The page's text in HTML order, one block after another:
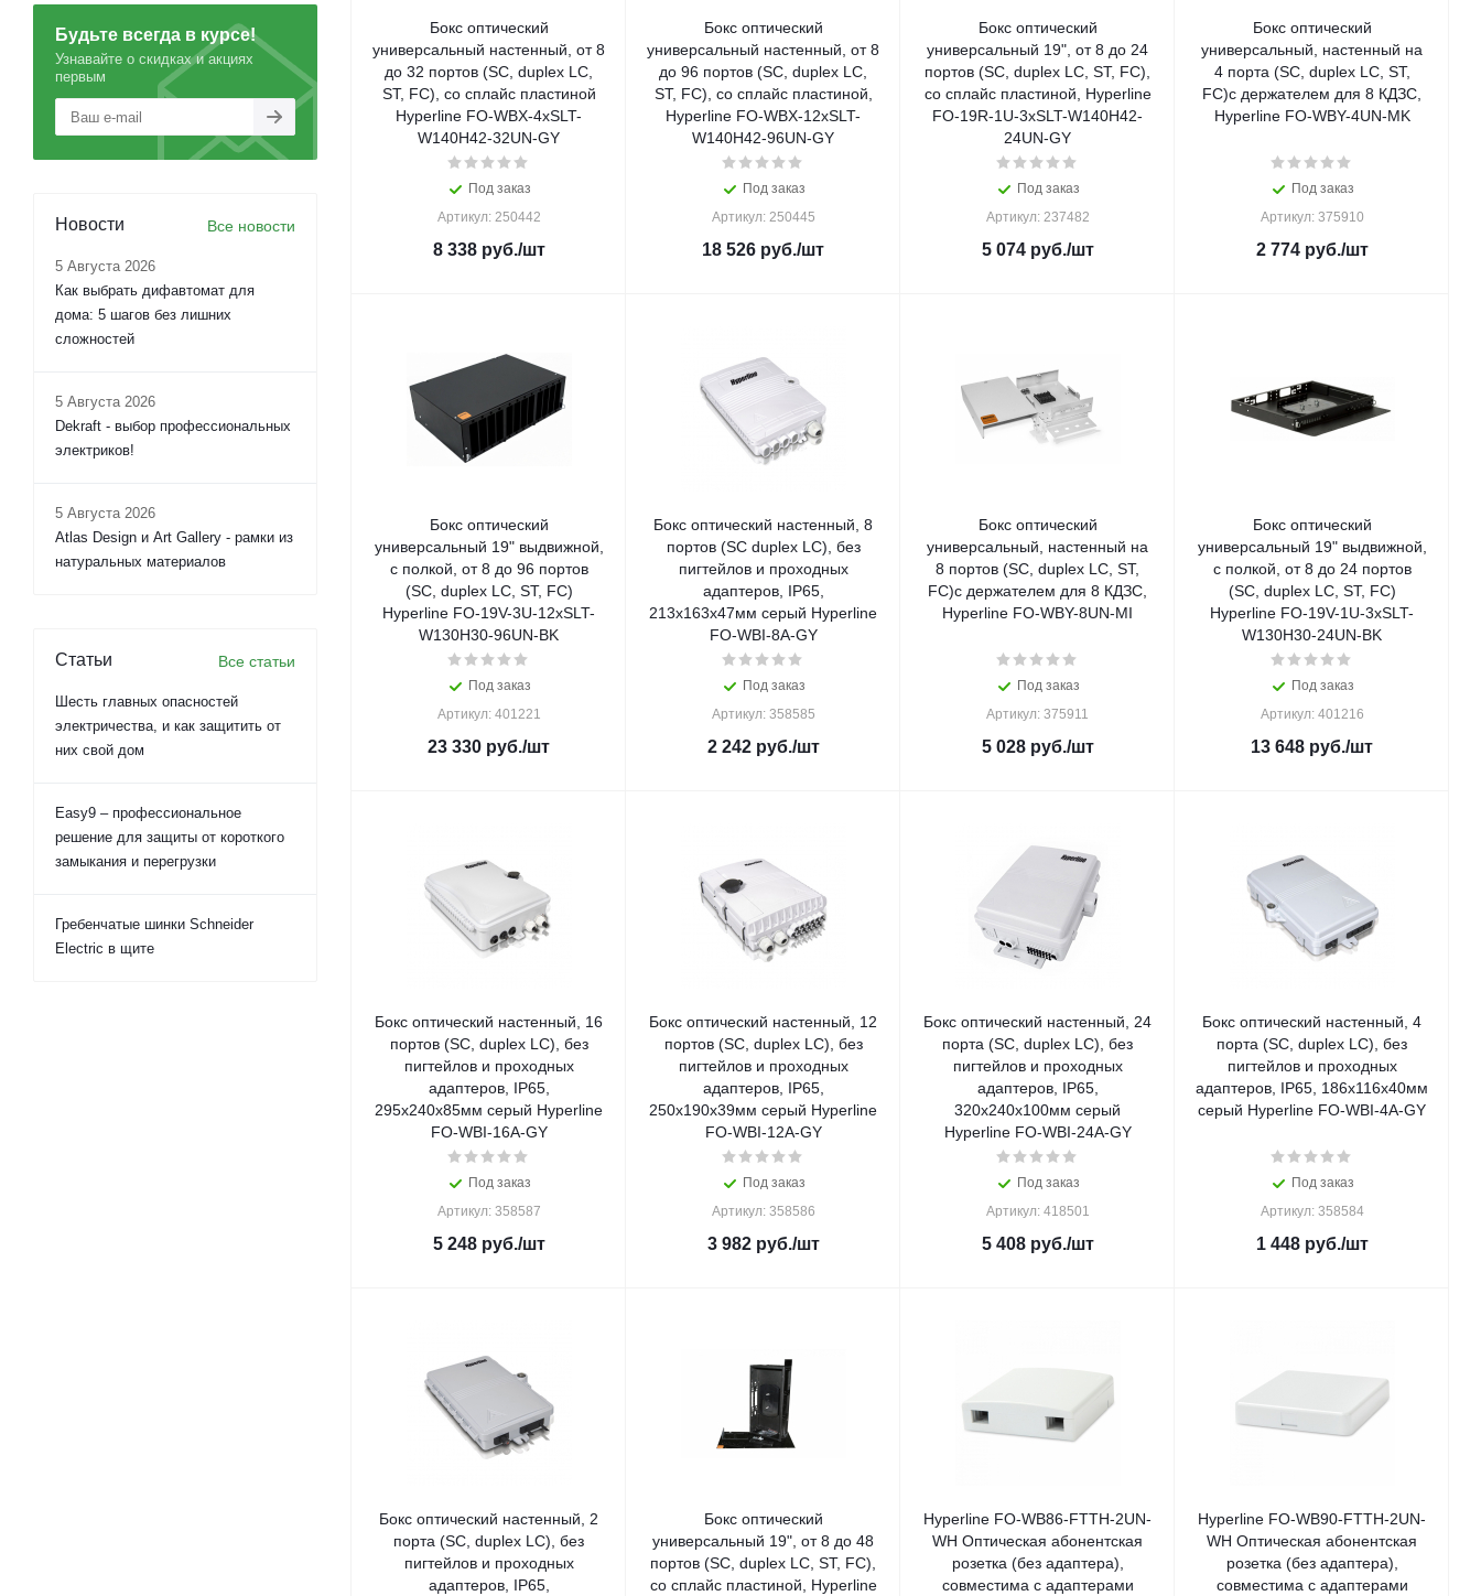
Бокс оптический
универсальный настенный, от 8
до 32 портов (SC, duplex LC,
ST, FC), со сплайс пластиной
Hyperline FO-WBX-4xSLT-
W140H42-32UN-GY
Под заказ
Артикул: 250442
8 338руб./шт
Бокс оптический
универсальный настенный, от 8
до 96 портов (SC, duplex LC,
ST, FC), со сплайс пластиной,
Hyperline FO-WBX-12xSLT-
W140H42-96UN-GY
Под заказ
Артикул: 250445
18 526 руб./шт
Бокс оптический
универсальный 19", от 8 до 24
портов (SC, duplex LC, ST, FC),
со сплайс пластиной, Hyperline
FO-19R-1U-3xSLT-W140H42-
24UN-GY
Под заказ
Артикул: 237482
5 074руб./шт
Бокс оптический
универсальный, настенный на
4 порта (SC, duplex LC, ST,
FC)с держателем для 8 КДЗС,
Hyperline FO-WBY-4UN-MK
Под заказ
Артикул: 375910
2 774руб./шт
Бокс оптический
универсальный 19" выдвижной,
с полкой, от 8 до 96 портов
(SC, duplex LC, ST, FC)
Hyperline FO-19V-3U-12xSLT-
W130H30-96UN-BK
Под заказ
Артикул: 401221
23 330 руб./шт
Бокс оптический настенный, 8
портов (SC duplex LC), без
пигтейлов и проходных
адаптеров, IP65,
213х163х47мм серый Hyperline
FO-WBI-8A-GY
Под заказ
Артикул: 358585
2 242руб./шт
Бокс оптический
универсальный, настенный на
8 портов (SC, duplex LC, ST,
FC)с держателем для 8 КДЗС,
Hyperline FO-WBY-8UN-MI
Под заказ
Артикул: 375911
5 028руб./шт
Бокс оптический
универсальный 19" выдвижной,
с полкой, от 8 до 24 портов
(SC, duplex LC, ST, FC)
Hyperline FO-19V-1U-3xSLT-
W130H30-24UN-BK
Под заказ
Артикул: 401216
13 648 руб./шт
Бокс оптический настенный, 16
портов (SC, duplex LC), без
пигтейлов и проходных
адаптеров, IP65,
295х240х85мм серый Hyperline
FO-WBI-16A-GY
Под заказ
Артикул: 358587
5 248руб./шт
Бокс оптический настенный, 12
портов (SC, duplex LC), без
пигтейлов и проходных
адаптеров, IP65,
250х190х39мм серый Hyperline
FO-WBI-12A-GY
Под заказ
Артикул: 358586
3 982руб./шт
Бокс оптический настенный, 24
порта (SC, duplex LC), без
пигтейлов и проходных
адаптеров, IP65,
320х240х100мм серый
Hyperline FO-WBI-24A-GY
Под заказ
Артикул: 418501
5 408руб./шт
Бокс оптический настенный, 4
порта (SC, duplex LC), без
пигтейлов и проходных
адаптеров, IP65, 186х116х40мм
серый Hyperline FO-WBI-4A-GY
Под заказ
Артикул: 358584
1 448руб./шт
Бокс оптический настенный, 2
порта (SC, duplex LC), без
пигтейлов и проходных
адаптеров, IP65,
Бокс оптический
универсальный 19", от 8 до 48
портов (SC, duplex LC, ST, FC),
со сплайс пластиной, Hyperline
Hyperline FO-WB86-FTTH-2UN-
WH Оптическая абонентская
розетка (без адаптера),
совместима с адаптерами
Hyperline FO-WB90-FTTH-2UN-
WH Оптическая абонентская
розетка (без адаптера),
совместима с адаптерами
Будьте всегда в курсе!
Узнавайте о скидках и акциях
первым
Новости Все новости
5 Августа 2026
Как выбрать дифавтомат для
дома: 5 шагов без лишних
сложностей
5 Августа 2026
Dekraft - выбор профессиональных
электриков!
5 Августа 2026
Atlas Design и Art Gallery - рамки из
натуральных материалов
Статьи Все статьи
Шесть главных опасностей
электричества, и как защитить от
них свой дом
Easy9 – профессиональное
решение для защиты от короткого
замыкания и перегрузки
Гребенчатые шинки Schneider
Electric в щите